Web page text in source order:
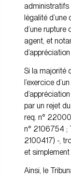
administratifs
légalité
d’une rupture
agent, et
Si la majorité
l’exercice
par un rejet
req. n°
n° 2106754 ;
2100417) -,
et simplement
Ainsi, le